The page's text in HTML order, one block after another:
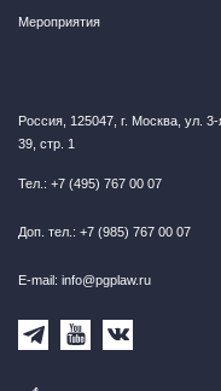
Мероприятия
Россия, 125047, г. Москва, ул.
39, стр. 1
Тел.: +7 (495) 767 00 07
Доп. тел.: +7 (985) 767 00 07
E-mail: info@pgplaw.ru